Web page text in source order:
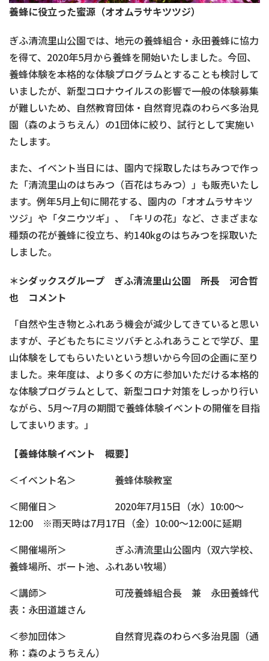
養蜂に役立った蜜源（オオムラサキツツジ）
ぎふ清流里山公園では、地元の養蜂組合・永田養蜂に協力
を得て、2020年5月から養蜂を開始いたしました。今回、
養蜂体験を本格的な体験プログラムとすることも検討して
いましたが、新型コロナウイルスの影響で一般の体験募集
が難しいため、自然教育団体・自然育児森のわらべ多治見
園（森のようちえん）の1団体に絞り、試行として実施い
たします。
また、イベント当日には、園内で採取したはちみつで作っ
た「清流里山のはちみつ（百花はちみつ）」も販売いたし
ます。例年5月上旬に開花する、園内の「オオムラサキツ
ツジ」や「タニウツギ」、「キリの花」など、さまざまな
種類の花が養蜂に役立ち、約140kgのはちみつを採取いた
しました。
＊シダックスグループ ぎふ清流里山公園 所長 河合哲
也 コメント
「自然や生き物とふれあう機会が減少してきていると思い
ますが、子どもたちにミツバチとふれあうことで学び、里
山体験をしてもらいたいという想いから今回の企画に至り
ました。来年度は、より多くの方に参加いただける本格的
な体験プログラムとして、新型コロナ対策をしっかり行い
ながら、5月～7月の期間で養蜂体験イベントの開催を目指
してまいります。」
【養蜂体験イベント 概要】
＜イベント名＞ 養蜂体験教室
＜開催日＞ 2020年7月15日（水）10:00～
12:00 ※雨天時は7月17日（金）10:00～12:00に延期
＜開催場所＞ ぎふ清流里山公園内（双六学校、
養蜂場所、ボート池、ふれあい牧場）
＜講師＞ 可茂養蜂組合長 兼 永田養蜂代
表：永田道雄さん
＜参加団体＞ 自然育児森のわらべ多治見園（通
称：森のようちえん）